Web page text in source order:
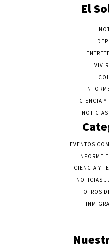
El
CIENCIA Y
EVENTOS
INFORME
CIENCIA Y
NOTICIAS
OTROS